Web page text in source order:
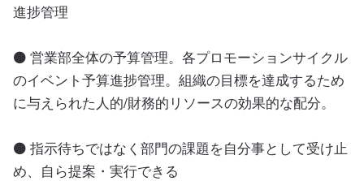
進捗管理
⚫ 営業部全体の予算管理。各プロモーションサイクル
のイベント予算進捗管理。組織の目標を達成するため
に与えられた人的/財務的リソースの効果的な配分。
⚫ 指示待ちではなく部門の課題を自分事として受け止
め、自ら提案・実行できる